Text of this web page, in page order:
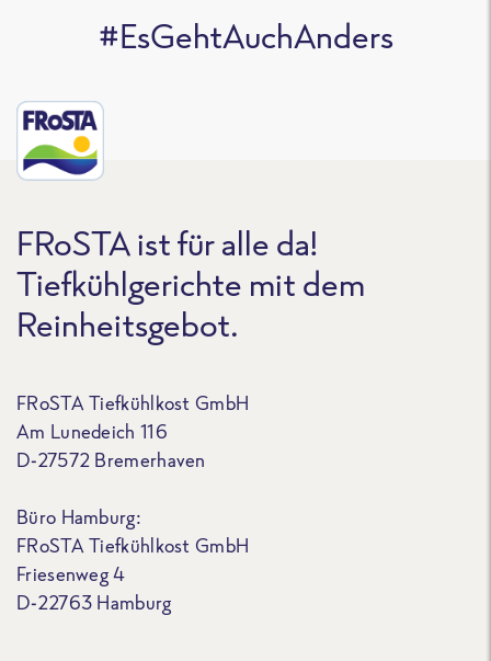
#EsGehtAuchAnders
FRoSTA ist für alle da!
Tiefkühlgerichte mit dem
Reinheitsgebot.
FRoSTA Tiefkühlkost GmbH
Am Lunedeich 116
D-27572 Bremerhaven
Büro Hamburg:
FRoSTA Tiefkühlkost GmbH
Friesenweg 4
D-22763 Hamburg